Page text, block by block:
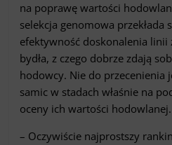
na poprawę wartości
selekcja genomowa przekłada
efektywność doskonalenia linii
bydła, z czego dobrze zdają
hodowcy. Nie do przecenienia
samic w stadach właśnie na
oceny ich wartości hodowlanej.
– Oczywiście najprostszy